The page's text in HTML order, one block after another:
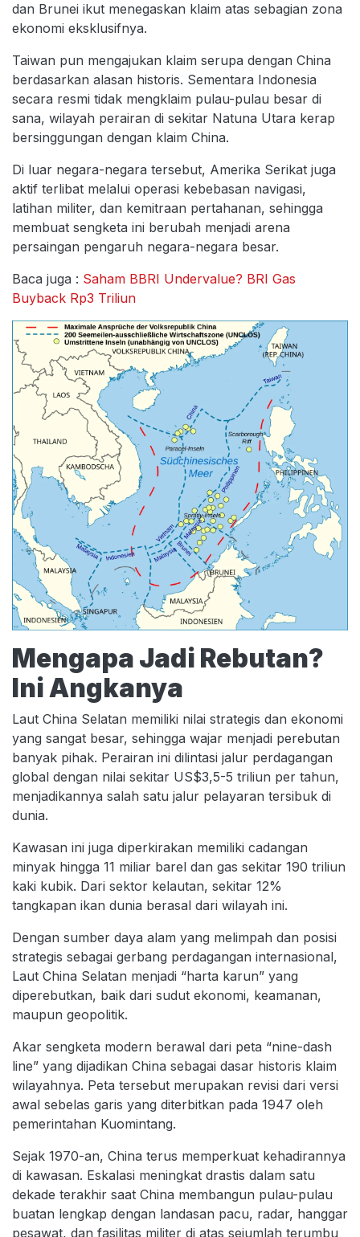
dan Brunei ikut menegaskan klaim atas sebagian zona
ekonomi eksklusifnya.
Taiwan pun mengajukan klaim serupa dengan China
berdasarkan alasan historis. Sementara Indonesia
secara resmi tidak mengklaim pulau-pulau besar di
sana, wilayah perairan di sekitar Natuna Utara kerap
bersinggungan dengan klaim China.
Di luar negara-negara tersebut, Amerika Serikat juga
aktif terlibat melalui operasi kebebasan navigasi,
latihan militer, dan kemitraan pertahanan, sehingga
membuat sengketa ini berubah menjadi arena
persaingan pengaruh negara-negara besar.
Baca juga : Saham BBRI Undervalue? BRI Gas
Buyback Rp3 Triliun
Mengapa Jadi Rebutan?
Ini Angkanya
Laut China Selatan memiliki nilai strategis dan ekonomi
yang sangat besar, sehingga wajar menjadi perebutan
banyak pihak. Perairan ini dilintasi jalur perdagangan
global dengan nilai sekitar US$3,5-5 triliun per tahun,
menjadikannya salah satu jalur pelayaran tersibuk di
dunia.
Kawasan ini juga diperkirakan memiliki cadangan
minyak hingga 11 miliar barel dan gas sekitar 190 triliun
kaki kubik. Dari sektor kelautan, sekitar 12%
tangkapan ikan dunia berasal dari wilayah ini.
Dengan sumber daya alam yang melimpah dan posisi
strategis sebagai gerbang perdagangan internasional,
Laut China Selatan menjadi “harta karun” yang
diperebutkan, baik dari sudut ekonomi, keamanan,
maupun geopolitik.
Akar sengketa modern berawal dari peta “nine-dash
line” yang dijadikan China sebagai dasar historis klaim
wilayahnya. Peta tersebut merupakan revisi dari versi
awal sebelas garis yang diterbitkan pada 1947 oleh
pemerintahan Kuomintang.
Sejak 1970-an, China terus memperkuat kehadirannya
di kawasan. Eskalasi meningkat drastis dalam satu
dekade terakhir saat China membangun pulau-pulau
buatan lengkap dengan landasan pacu, radar, hanggar
pesawat, dan fasilitas militer di atas sejumlah terumbu